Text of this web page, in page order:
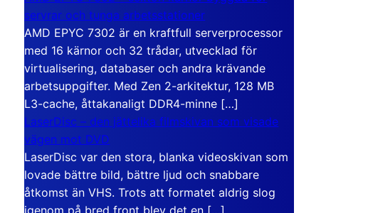
servrar och tunga arbetsstationer
AMD EPYC 7302 är en kraftfull serverprocessor
med 16 kärnor och 32 trådar, utvecklad för
virtualisering, databaser och andra krävande
arbetsuppgifter. Med Zen 2-arkitektur, 128 MB
L3-cache, åttakanaligt DDR4-minne […]
LaserDisc – den jättelika filmskivan som visade
vägen mot DVD
LaserDisc var den stora, blanka videoskivan som
lovade bättre bild, bättre ljud och snabbare
åtkomst än VHS. Trots att formatet aldrig slog
igenom på bred front blev det en […]